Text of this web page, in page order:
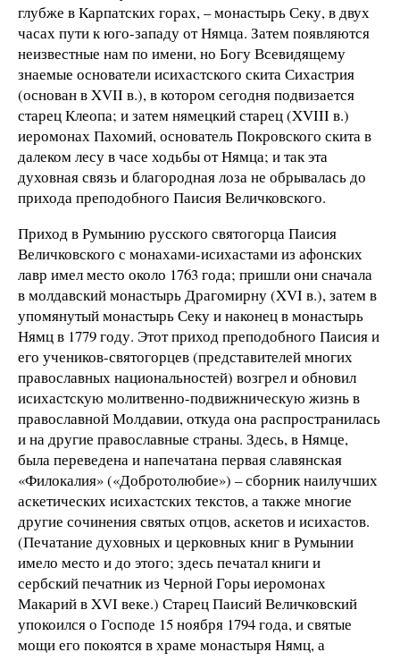
глубже в Карпатских горах, – монастырь Секу, в двух
часах пути к юго-западу от Нямца. Затем появляются
неизвестные нам по имени, но Богу Всевидящему
знаемые основатели исихастского скита Сихастрия
(основан в XVII в.), в котором сегодня подвизается
старец Клеопа; и затем нямецкий старец (XVIII в.)
иеромонах Пахомий, основатель Покровского скита в
далеком лесу в часе ходьбы от Нямца; и так эта
духовная связь и благородная лоза не обрывалась до
прихода преподобного Паисия Величковского.
Приход в Румынию русского святогорца Паисия
Величковского с монахами-исихастами из афонских
лавр имел место около 1763 года; пришли они сначала
в молдавский монастырь Драгомирну (XVI в.), затем в
упомянутый монастырь Секу и наконец в монастырь
Нямц в 1779 году. Этот приход преподобного Паисия и
его учеников-святогорцев (представителей многих
православных национальностей) возгрел и обновил
исихастскую молитвенно-подвижническую жизнь в
православной Молдавии, откуда она распространилась
и на другие православные страны. Здесь, в Нямце,
была переведена и напечатана первая славянская
«Филокалия» («Добротолюбие») – сборник наилучших
аскетических исихастских текстов, а также многие
другие сочинения святых отцов, аскетов и исихастов.
(Печатание духовных и церковных книг в Румынии
имело место и до этого; здесь печатал книги и
сербский печатник из Черной Горы иеромонах
Макарий в XVI веке.) Старец Паисий Величковский
упокоился о Господе 15 ноября 1794 года, и святые
мощи его покоятся в храме монастыря Нямц, а